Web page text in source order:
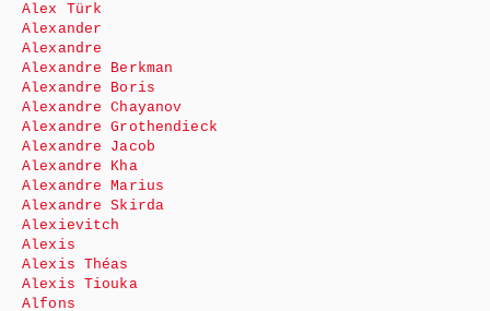
Alex Türk
Alexander
Alexandre
Alexandre Berkman
Alexandre Boris
Alexandre Chayanov
Alexandre Grothendieck
Alexandre Jacob
Alexandre Kha
Alexandre Marius
Alexandre Skirda
Alexievitch
Alexis
Alexis Théas
Alexis Tiouka
Alfons